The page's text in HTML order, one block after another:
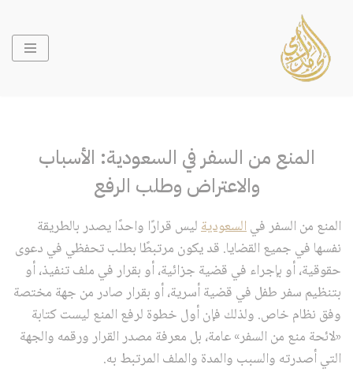
تخطى
إلى
المحتوى
المنع من السفر في السعودية: الأسباب
والاعتراض وطلب الرفع
المنع من السفر فيالسعوديةليس قرارًا واحدًا يصدر بالطريقة
نفسها في جميع القضايا. قد يكون مرتبطًا بطلب تحفظي في دعوى
حقوقية، أو بإجراء في قضية جزائية، أو بقرار في ملف تنفيذ، أو
بتنظيم سفر طفل في قضية أسرية، أو بقرار صادر من جهة مختصة
وفق نظام خاص. ولذلك فإن أول خطوة لرفع المنع ليست كتابة
«لائحة منع من السفر» عامة، بل معرفة مصدر القرار ورقمه والجهة
التي أصدرته والسبب والمدة والملف المرتبط به.